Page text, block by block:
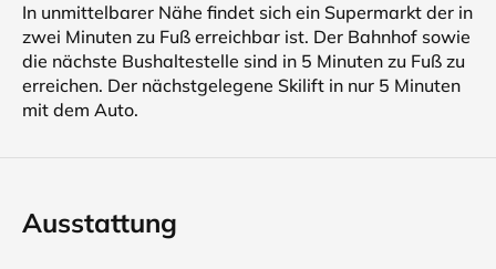
In unmittelbarer Nähe findet sich ein Supermarkt der in
zwei Minuten zu Fuß erreichbar ist. Der Bahnhof sowie
die nächste Bushaltestelle sind in 5 Minuten zu Fuß zu
erreichen. Der nächstgelegene Skilift in nur 5 Minuten
mit dem Auto.
Ausstattung